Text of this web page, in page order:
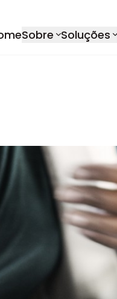
Sobre Soluções